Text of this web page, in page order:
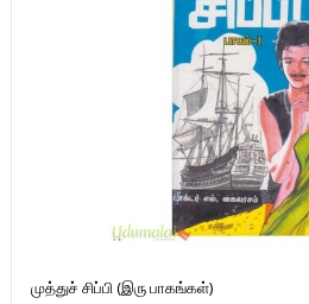
முத்துச் சிப்பி (இரு பாகங்கள்)